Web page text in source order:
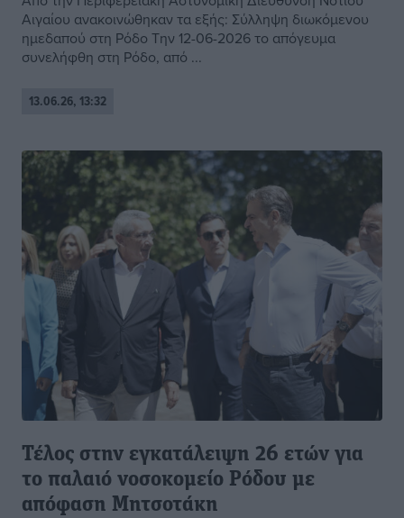
Αιγαίου ανακοινώθηκαν τα εξής: Σύλληψη διωκόμενου
ημεδαπού στη Ρόδο Την 12-06-2026 το απόγευμα
συνελήφθη στη Ρόδο, από ...
13.06.26, 13:32
Τέλος στην εγκατάλειψη 26 ετών για
το παλαιό νοσοκομείο Ρόδου με
απόφαση Μητσοτάκη